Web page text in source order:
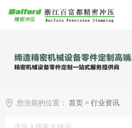
您当前的位置： 首页 > 行业资讯